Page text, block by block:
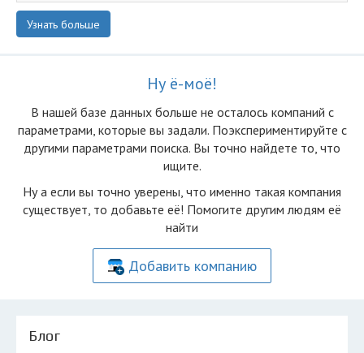
Узнать больше
Ну ё-моё!
В нашей базе данных больше не осталоcь компаний с
параметрами, которые вы задали. Поэкспериментируйте с
другими параметрами поиска. Вы точно найдете то, что
ищите.
Ну а если вы точно уверены, что именно такая компания
существует, то добавьте её! Помогите другим людям её
найти
Добавить компанию
Блог